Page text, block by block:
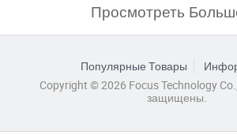
Просмотреть
Популярные Товары
Copyright © 2026 Focus Technology
защищены.